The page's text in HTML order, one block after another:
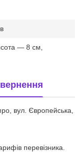
— 8 см,
вул. Європейська,
перевізника.